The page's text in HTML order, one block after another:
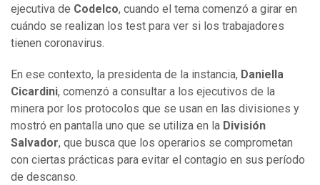
ejecutiva de Codelco, cuando el tema comenzó a girar en
cuándo se realizan los test para ver si los trabajadores
tienen coronavirus.
En ese contexto, la presidenta de la instancia, Daniella
Cicardini, comenzó a consultar a los ejecutivos de la
minera por los protocolos que se usan en las divisiones y
mostró en pantalla uno que se utiliza en la División
Salvador, que busca que los operarios se comprometan
con ciertas prácticas para evitar el contagio en sus período
de descanso.